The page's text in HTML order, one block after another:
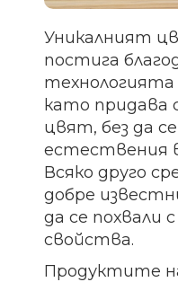
Уникалният
постига
като придава
цвят, без да се
естествения
Всяко друго
добре
да се похвали
свойства.
Продуктите